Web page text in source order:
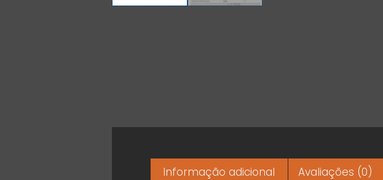
Informação adicional Avaliações (0)